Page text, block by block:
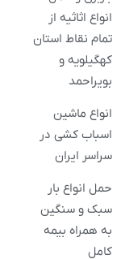
انواع اثاثیه از
تمام نقاط استان
کهگیلویه و
بویراحمد
انواع ماشین
اسباب کشی در
سراسر ایران
حمل انواع بار
سبک و سنگین
به همراه بیمه
کامل